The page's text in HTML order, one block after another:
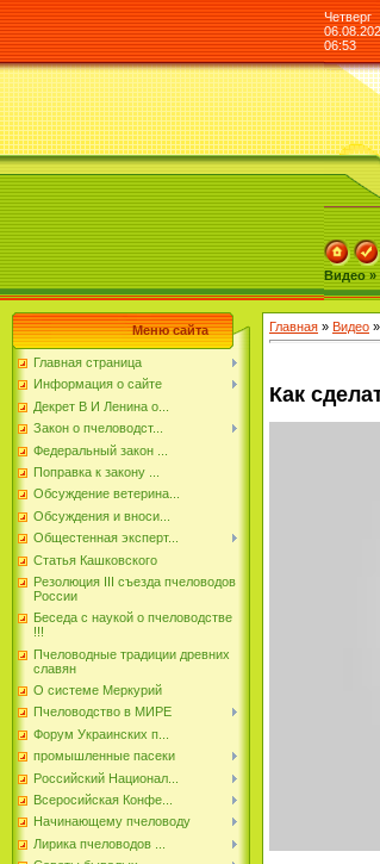
Четверг
06:53
Видео »
Меню сайта
Главная страница
Информация о сайте
Декрет В И Ленина о...
Закон о пчеловодст...
Федеральный закон ...
Поправка к закону ...
Обсуждение ветерина...
Обсуждения и вноси...
Общестенная эксперт...
Статья Кашковского
Резолюция III съезда пчеловодов
России
Беседа с наукой о пчеловодстве
!!!
Пчеловодные традиции древних
славян
О системе Меркурий
Пчеловодство в МИРЕ
Форум Украинских п...
промышленные пасеки
Российский Национал...
Всеросийская Конфе...
Начинающему пчеловоду
Лирика пчеловодов ...
Главная » Видео »
Как